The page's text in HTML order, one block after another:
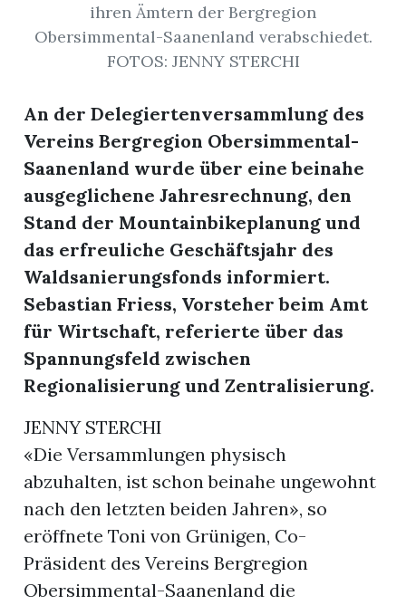
ihren Ämtern der Bergregion
Obersimmental-Saanenland verabschiedet.
FOTOS: JENNY STERCHI
An der Delegiertenversammlung des
Vereins Bergregion Obersimmental-
Saanenland wurde über eine beinahe
ausgeglichene Jahresrechnung, den
Stand der Mountainbikeplanung und
das erfreuliche Geschäftsjahr des
Waldsanierungsfonds informiert.
Sebastian Friess, Vorsteher beim Amt
für Wirtschaft, referierte über das
Spannungsfeld zwischen
Regionalisierung und Zentralisierung.
JENNY STERCHI
«Die Versammlungen physisch
abzuhalten, ist schon beinahe ungewohnt
nach den letzten beiden Jahren», so
eröffnete Toni von Grünigen, Co-
Präsident des Vereins Bergregion
Obersimmental-Saanenland die